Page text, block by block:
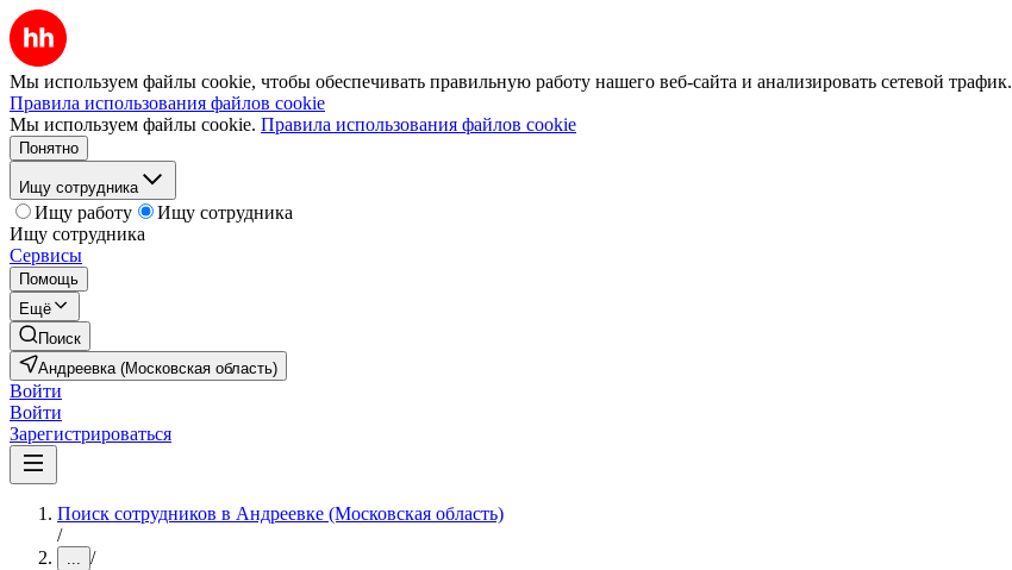
Мы используем файлы cookie, чтобы обеспечивать правильную работу нашего веб-сайта и анализировать сетевой трафик.
Правила использования файлов cookie
Мы используем файлы cookie. Правила использования файлов cookie
Понятно
Ищу сотрудника
Ищу работу
Ищу сотрудника
Ищу сотрудника
Сервисы
Помощь
Ещё
Поиск
Андреевка (Московская область)
Войти
Войти
Зарегистрироваться
Поиск сотрудников в Андреевке (Московская область)
/
... /